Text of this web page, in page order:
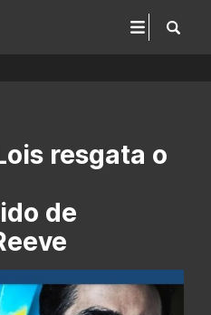
resgata o
de